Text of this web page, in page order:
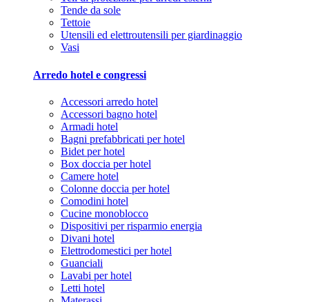
Tende da sole
Tettoie
Utensili ed elettroutensili per giardinaggio
Vasi
Arredo hotel e congressi
Accessori arredo hotel
Accessori bagno hotel
Armadi hotel
Bagni prefabbricati per hotel
Bidet per hotel
Box doccia per hotel
Camere hotel
Colonne doccia per hotel
Comodini hotel
Cucine monoblocco
Dispositivi per risparmio energia
Divani hotel
Elettrodomestici per hotel
Guanciali
Lavabi per hotel
Letti hotel